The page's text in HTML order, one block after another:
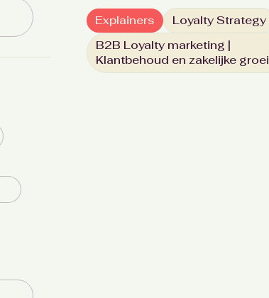
Explainers
Loyalty Strategy
B2B Loyalty marketing |
Klantbehoud en zakelijke groei